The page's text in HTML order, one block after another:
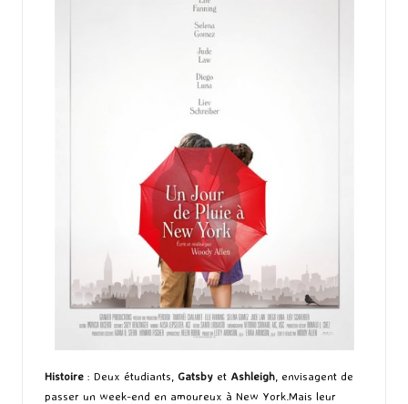
Histoire : Deux étudiants, Gatsby et Ashleigh , envisagent de
passer un week-end en amoureux à New York.Mais leur